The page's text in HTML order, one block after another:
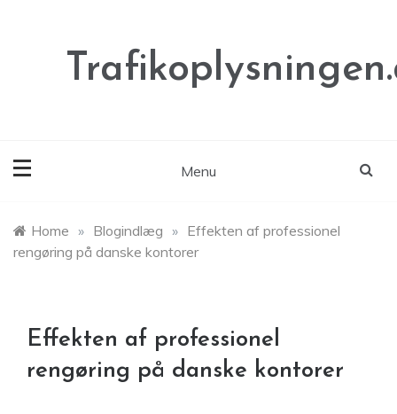
Menu
Home » Blogindlæg » Effekten af professionel
rengøring på danske kontorer
Effekten af professionel
rengøring på danske kontorer